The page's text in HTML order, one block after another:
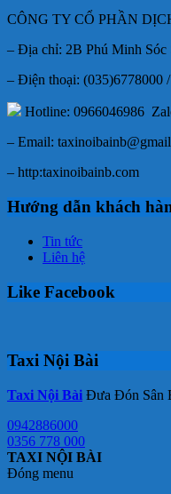
CÔNG TY CỔ PHẦN
– Địa chỉ: 2B Phú Minh
– Điện thoại: (035)6778000
Hotline: 0966046986
– Email:
– http:taxinoibainb.com
Hướng dẫn khách
Tin tức
Liên hệ
Like Facebook
Taxi Nội Bài
Taxi Nội Bài Đưa Đón Sân
0942886000
0356 778 000
TAXI NỘI BÀI
Đóng menu